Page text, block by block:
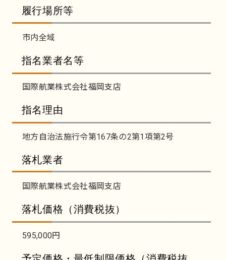
履行場所等
市内全域
指名業者名等
国際航業株式会社福岡支店
指名理由
地方自治法施行令第167条の2第1項第2号
落札業者
国際航業株式会社福岡支店
落札価格（消費税抜）
595,000円